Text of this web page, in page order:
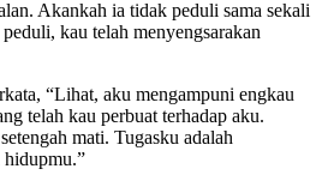
Akankah ia tidak peduli sama sekali
kau telah menyengsarakan
“Lihat, aku mengampuni engkau
telah kau perbuat terhadap aku.
mati. Tugasku adalah